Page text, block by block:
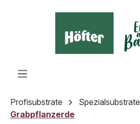
Profisubstrate
Spezialsubstrate
Grabpflanzerde